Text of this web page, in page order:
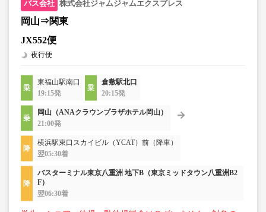
株式会社ジャムジャムエクスプレス
岡山⇒関東
JX552便
夜行便
東福山駅南口
19:15発
倉敷駅北口
20:15発
岡山（ANAクラウンプラザホテル岡山）
21:00発
横浜駅東口スカイビル（YCAT）前（降車）
翌05:30着
バスターミナル東京八重洲 地下B（東京ミッドタウン八重洲B2
F）
翌06:30着